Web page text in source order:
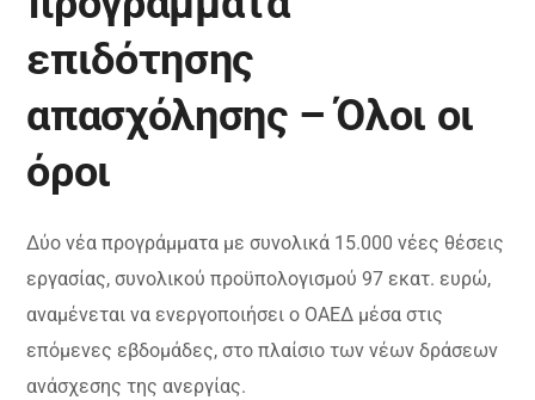
επιδότησης
απασχόλησης – Όλοι οι
όροι
Δύο νέα προγράμματα με συνολικά 15.000 νέες θέσεις
εργασίας, συνολικού προϋπολογισμού 97 εκατ. ευρώ,
αναμένεται να ενεργοποιήσει ο ΟΑΕΔ μέσα στις
επόμενες εβδομάδες, στο πλαίσιο των νέων δράσεων
ανάσχεσης της ανεργίας.